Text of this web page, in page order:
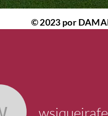
© 2023 por